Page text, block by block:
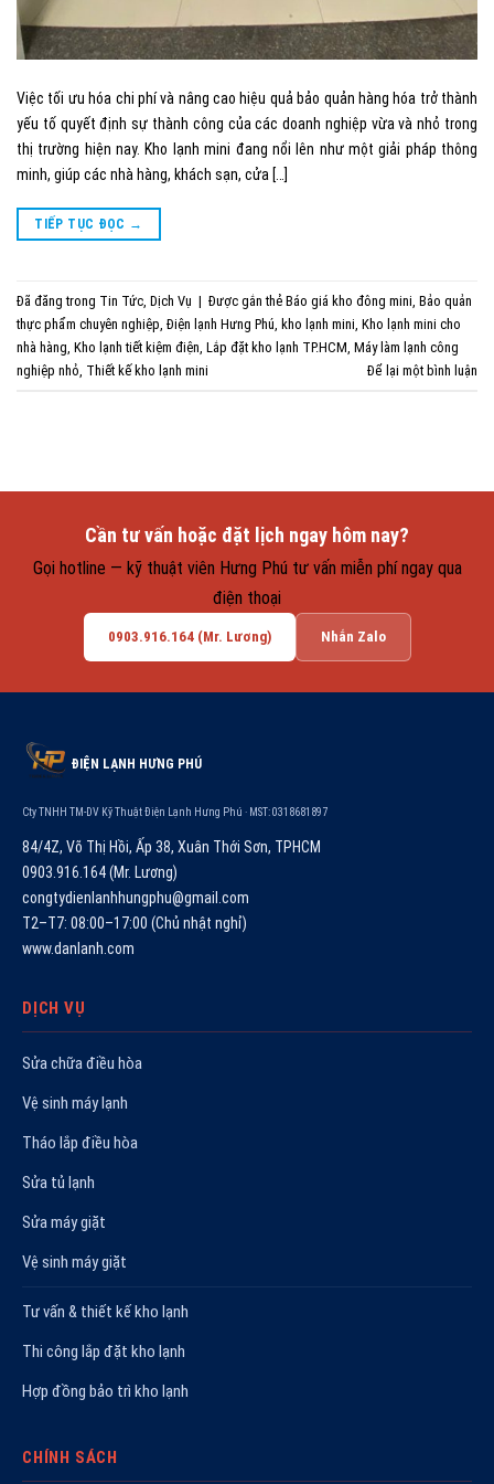
Việc tối ưu hóa chi phí và nâng cao hiệu quả bảo quản hàng hóa trở thành
yếu tố quyết định sự thành công của các doanh nghiệp vừa và nhỏ trong
thị trường hiện nay. Kho lạnh mini đang nổi lên như một giải pháp thông
minh, giúp các nhà hàng, khách sạn, cửa […]
TIẾP TỤC ĐỌC →
Đã đăng trong Tin Tức Dịch Vụ | Được gắn thẻ Báo giá kho đông mini Bảo quản
thực phẩm chuyên nghiệp Điện lạnh Hưng Phú kho lạnh mini Kho lạnh mini cho
nhà hàng Kho lạnh tiết kiệm điện Lắp đặt kho lạnh TP.HCM Máy làm lạnh công
nghiệp nhỏ Thiết kế kho lạnh mini Để lại một bình luận
Cần tư vấn hoặc đặt lịch ngay hôm nay?
Gọi hotline — kỹ thuật viên Hưng Phú tư vấn miễn phí ngay qua
điện thoại
0903.916.164 (Mr. Lương) Nhắn Zalo
ĐIỆN LẠNH HƯNG PHÚ
Cty TNHH TM-DV Kỹ Thuật Điện Lạnh Hưng Phú · MST: 0318681897
84/4Z, Võ Thị Hồi, Ấp 38, Xuân Thới Sơn, TPHCM
0903.916.164 (Mr. Lương)
congtydienlanhhungphu@gmail.com
T2–T7: 08:00–17:00 (Chủ nhật nghỉ)
www.danlanh.com
DỊCH VỤ
Sửa chữa điều hòa
Vệ sinh máy lạnh
Tháo lắp điều hòa
Sửa tủ lạnh
Sửa máy giặt
Vệ sinh máy giặt
Tư vấn & thiết kế kho lạnh
Thi công lắp đặt kho lạnh
Hợp đồng bảo trì kho lạnh
CHÍNH SÁCH